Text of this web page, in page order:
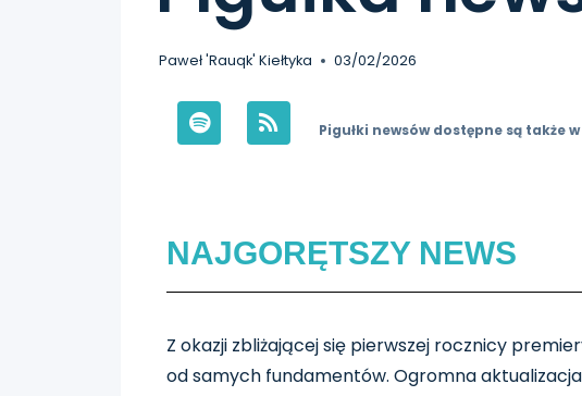
Paweł 'Rauqk' Kiełtyka 03/02/2026
Pigułki newsów dostępne są także
NAJGORĘTSZY NEWS
Z okazji zbliżającej się pierwszej rocznicy
od samych fundamentów. Ogromna